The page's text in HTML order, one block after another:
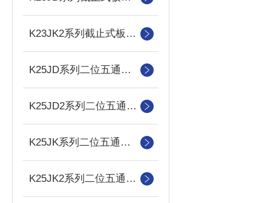
K23JK2系列截止式板式双气控换向阀
K25JD系列二位五通截止式换向阀
K25JD2系列二位五通截止式板式双电控换向阀
K25JK系列二位五通截止式换向阀
K25JK2系列二位五通截止式板式双气控换向阀